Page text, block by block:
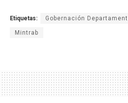
Etiquetas: Gobernación
Mintrab